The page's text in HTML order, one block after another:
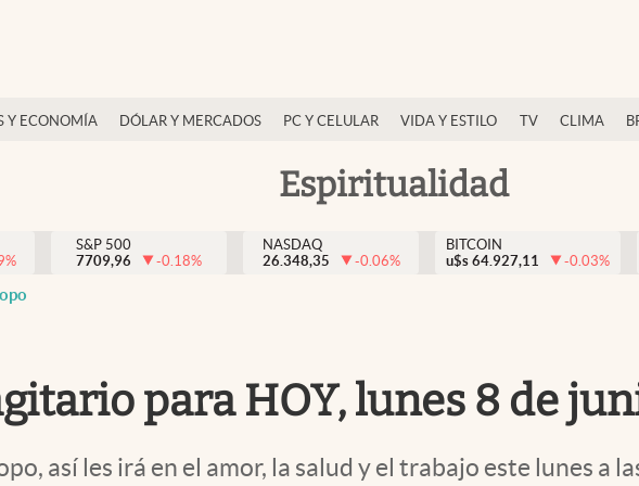
Y ECONOMÍA DÓLAR Y MERCADOS PC Y CELULAR VIDA Y ESTILO TV CLIMA
Espiritualidad
%
S&P 500
7709,96
-0.18%
NASDAQ
26.348,35
-0.06%
BITCOIN
u$s 64.927,11 -0.03%
para HOY, lunes 8 de
así les irá en el amor, la salud y el trabajo este lunes a